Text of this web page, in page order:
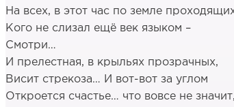
На всех, в этот час по земле
Кого не слизал ещё век языком –
Смотри…
И прелестная, в крыльях прозрачных,
Висит стрекоза… И вот-вот за углом
Откроется счастье… что вовсе не значит,